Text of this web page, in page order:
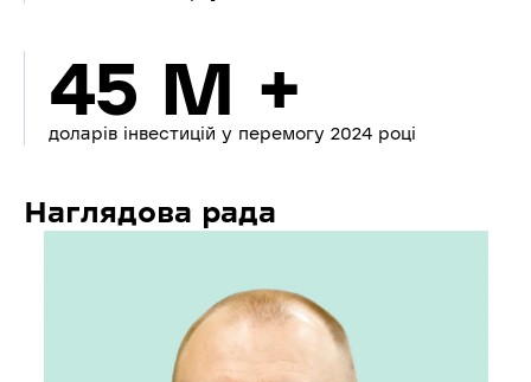
45 M +
доларів інвестицій у перемогу 2024 році
Наглядова рада